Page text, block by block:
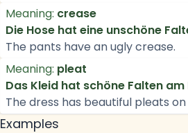
Meaning: crease
Die Hose hat eine unschöne
The pants have an ugly crease.
Meaning: pleat
Das Kleid hat schöne Falten am
The dress has beautiful pleats
Examples